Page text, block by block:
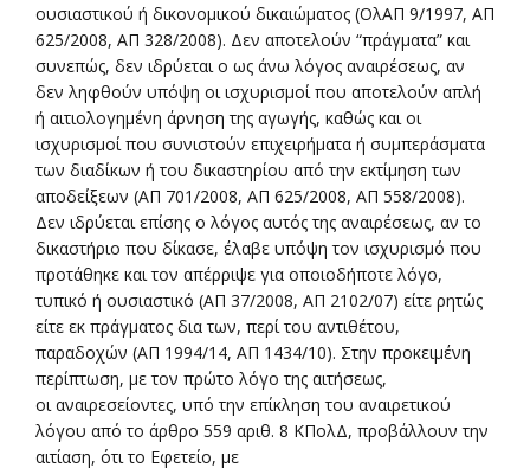
ουσιαστικού ή δικονομικού δικαιώματος (ΟλΑΠ 9/1997, ΑΠ
625/2008, ΑΠ 328/2008). Δεν αποτελούν “πράγματα” και
συνεπώς, δεν ιδρύεται ο ως άνω λόγος αναιρέσεως, αν
δεν ληφθούν υπόψη οι ισχυρισμοί που αποτελούν απλή
ή αιτιολογημένη άρνηση της αγωγής, καθώς και οι
ισχυρισμοί που συνιστούν επιχειρήματα ή συμπεράσματα
των διαδίκων ή του δικαστηρίου από την εκτίμηση των
αποδείξεων (ΑΠ 701/2008, ΑΠ 625/2008, ΑΠ 558/2008).
Δεν ιδρύεται επίσης ο λόγος αυτός της αναιρέσεως, αν το
δικαστήριο που δίκασε, έλαβε υπόψη τον ισχυρισμό που
προτάθηκε και τον απέρριψε για οποιοδήποτε λόγο,
τυπικό ή ουσιαστικό (ΑΠ 37/2008, ΑΠ 2102/07) είτε ρητώς
είτε εκ πράγματος δια των, περί του αντιθέτου,
παραδοχών (ΑΠ 1994/14, ΑΠ 1434/10). Στην προκειμένη
περίπτωση, με τον πρώτο λόγο της αιτήσεως,
οι αναιρεσείοντες, υπό την επίκληση του αναιρετικού
λόγου από το άρθρο 559 αριθ. 8 ΚΠολΔ, προβάλλουν την
αιτίαση, ότι το Εφετείο, με